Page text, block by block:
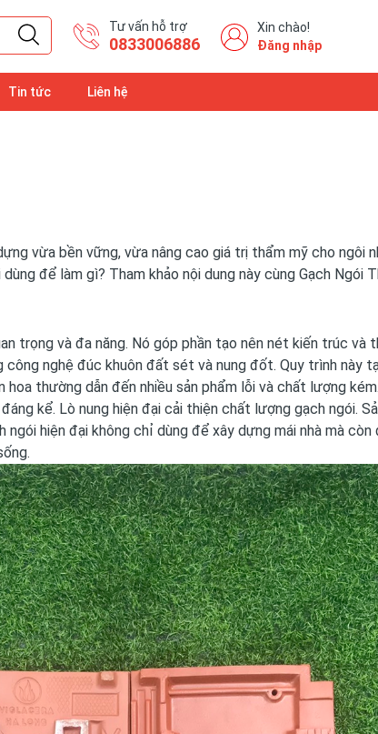
Tư vấn hỗ trợ
​0833006886
Xin chào!
Đăng nhập
Tin tức Liên hệ
vừa bền vững, vừa nâng cao giá trị thẩm mỹ cho ngôi
để làm gì? Tham khảo nội dung này cùng Gạch Ngói
trọng và đa năng. Nó góp phần tạo nên nét kiến trúc và
công nghệ đúc khuôn đất sét và nung đốt. Quy trình này
thường dẫn đến nhiều sản phẩm lỗi và chất lượng kém.
kể. Lò nung hiện đại cải thiện chất lượng gạch ngói.
hiện đại không chỉ dùng để xây dựng mái nhà mà